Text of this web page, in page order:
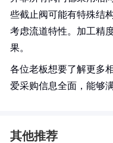
些截止阀可能有特殊结
考虑流道特性。加工精
果。
各位老板想要了解更多
爱采购信息全面，能够
其他推荐